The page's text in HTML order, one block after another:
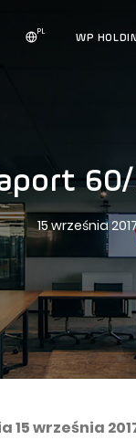
WP
PL
60/
15 września
15 września